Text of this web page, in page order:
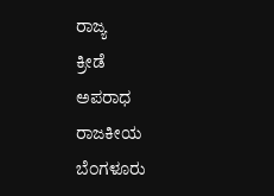
ರಾಜ್ಯ
ಕ್ರೀಡೆ
ಅಪರಾಧ
ರಾಜಕೀಯ
ಬೆಂಗಳೂರು